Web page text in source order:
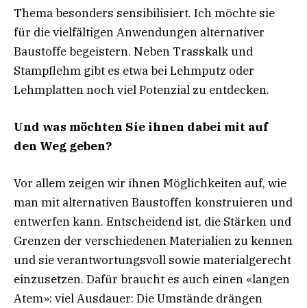
Thema besonders sensibilisiert. Ich möchte sie
für die vielfältigen Anwendungen alternativer
Baustoffe begeistern. Neben Trasskalk und
Stampflehm gibt es etwa bei Lehmputz oder
Lehmplatten noch viel Potenzial zu entdecken.
Und was möchten Sie ihnen dabei mit auf
den Weg geben?
Vor allem zeigen wir ihnen Möglichkeiten auf, wie
man mit alternativen Baustoffen konstruieren und
entwerfen kann. Entscheidend ist, die Stärken und
Grenzen der verschiedenen Materialien zu kennen
und sie verantwortungsvoll sowie materialgerecht
einzusetzen. Dafür braucht es auch einen «langen
Atem»: viel Ausdauer: Die Umstände drängen